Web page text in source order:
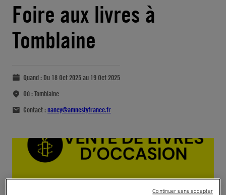
Foire aux livres à
Tomblaine
Quand : Du 18 Oct 2025 au 19 Oct 2025
Où :Tomblaine
Contact :nancy@amnestyfrance.fr
Continuer sans accepter